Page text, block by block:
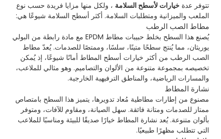
تتوفر عدةخيارات لأسطح السلامة ، ولكل منها مزايا فريدة حسب نوع
الملعب والميزانية ومتطلبات السلامة. أكثر أسطح السلامة شيوعًا هي:
مطاط الصب الرطب
يُصنع هذا السطح بخلط حبيبات مطاط EPDM مع مادة رابطة من البولي
يوريثان، مما يُنتج سطحًا متينًا، سلسًا، وممتصًا للصدمات. يُعدّ مطاط
الصب الرطب من أكثر خيارات أسطح المطاط أمانًا شيوعًا، إذ يُمكن
تخصيصه بمجموعة متنوعة من الألوان والتصاميم. وهو مثالي للملاعب،
والمسارات الرياضية، والمناطق الترفيهية الخارجية.
نشارة المطاط
مصنوع من إطارات مطاطية مُعاد تدويرها، يتميز هذا السطح بامتصاص
ممتاز للصدمات ومتانة فائقة. سهل الصيانة، ومقاوم للآفات، ومتوفر
بألوان متنوعة. يُعد نشارة المطاط خيارًا صديقًا للبيئة ومناسبًا للملاعب
التي تتطلب مظهرًا طبيعيًا.